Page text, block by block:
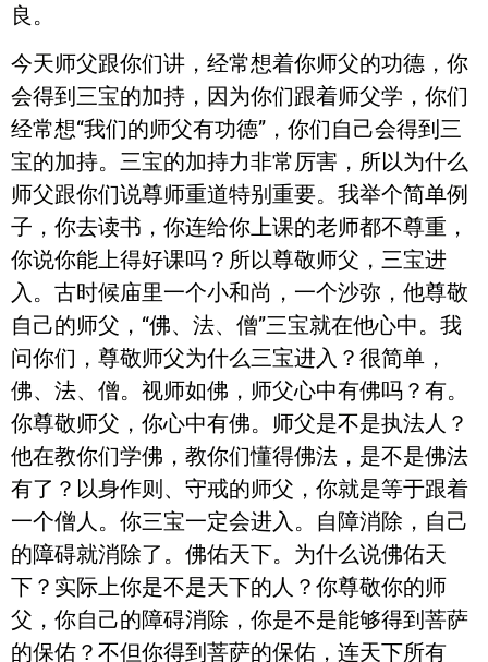
良。
今天师父跟你们讲，经常想着你师父的功德，你
会得到三宝的加持，因为你们跟着师父学，你们
经常想“我们的师父有功德”，你们自己会得到三
宝的加持。三宝的加持力非常厉害，所以为什么
师父跟你们说尊师重道特别重要。我举个简单例
子，你去读书，你连给你上课的老师都不尊重，
你说你能上得好课吗？所以尊敬师父，三宝进
入。古时候庙里一个小和尚，一个沙弥，他尊敬
自己的师父，“佛、法、僧”三宝就在他心中。我
问你们，尊敬师父为什么三宝进入？很简单，
佛、法、僧。视师如佛，师父心中有佛吗？有。
你尊敬师父，你心中有佛。师父是不是执法人？
他在教你们学佛，教你们懂得佛法，是不是佛法
有了？以身作则、守戒的师父，你就是等于跟着
一个僧人。你三宝一定会进入。自障消除，自己
的障碍就消除了。佛佑天下。为什么说佛佑天
下？实际上你是不是天下的人？你尊敬你的师
父，你自己的障碍消除，你是不是能够得到菩萨
的保佑？不但你得到菩萨的保佑，连天下所有